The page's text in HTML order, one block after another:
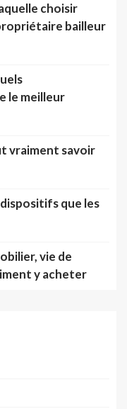
choisir
bailleur
le meilleur
vraiment savoir
que les
vie de
y acheter